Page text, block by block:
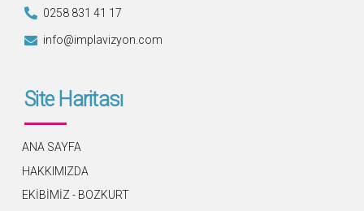
0258 831 41 17
info@implavizyon.com
Site Haritası
ANA SAYFA
HAKKIMIZDA
EKİBİMİZ - BOZKURT